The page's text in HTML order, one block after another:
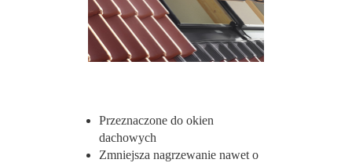
Przeznaczone do okien
dachowych
Zmniejsza nagrzewanie nawet o